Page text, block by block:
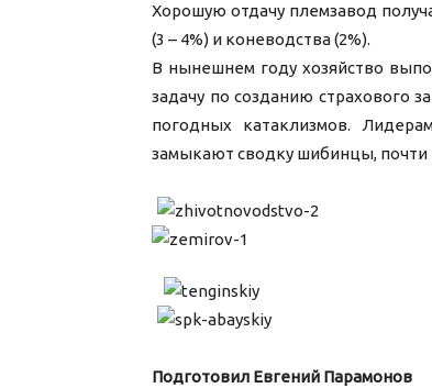
Хорошую отдачу племзавод
(3 – 4%) и коневодства (2%).
В нынешнем году хозяйство
задачу по созданию страхового
погодных катаклизмов.
замыкают сводку шибинцы,
Подготовил Евгений Парамонов